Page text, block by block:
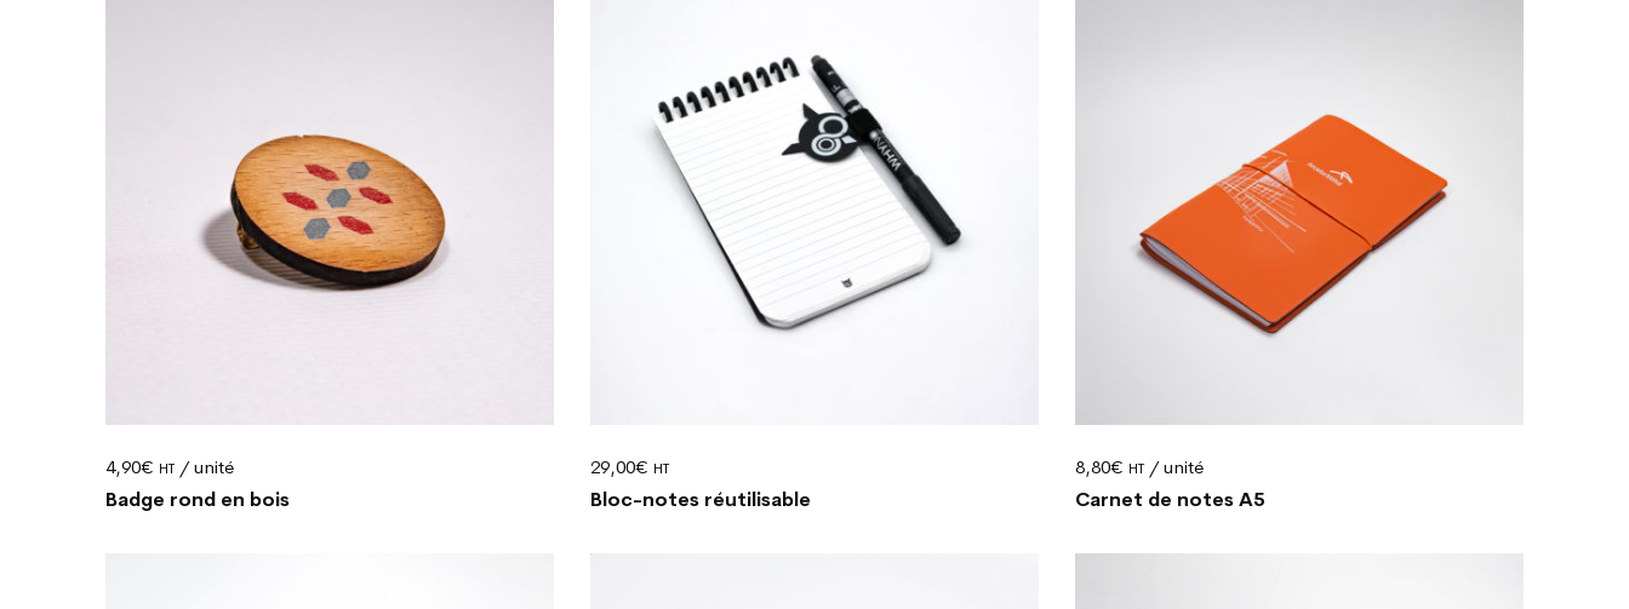
4,90€ HT / unité
Badge rond en bois
29,00€ HT
Bloc-notes réutilisable
8,80€ HT / unité
Carnet de notes A5